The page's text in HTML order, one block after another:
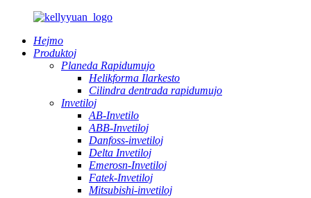
Hejmo
Produktoj
Planeda Rapidumujo
Helikforma Ilarkesto
Cilindra dentrada rapidumujo
Invetiloj
AB-Invetilo
ABB-Invetiloj
Danfoss-invetiloj
Delta Invetiloj
Emerosn-Invetiloj
Fatek-Invetiloj
Mitsubishi-invetiloj